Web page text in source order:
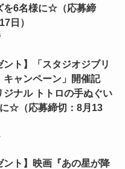
を6名様に☆（応募締
日）
ント】「スタジオジブリ
キャンペーン」開催記
ジナル トトロの手ぬぐい
☆（応募締切：8月13
ント】映画『あの星が降